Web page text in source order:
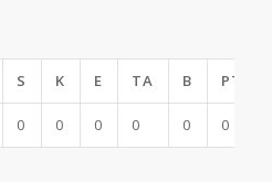
S K E TA B PTS
0 0 0 0 0 0